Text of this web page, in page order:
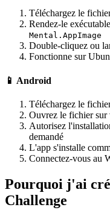
Téléchargez le
Rendez-le
Mental.AppImage
Double-cliquez ou
Fonctionne sur
📱 Android
Téléchargez le
Ouvrez le fichier sur
Autorisez
demandé
L'app s'installe
Connectez-vous au
Pourquoi j'ai
Challenge